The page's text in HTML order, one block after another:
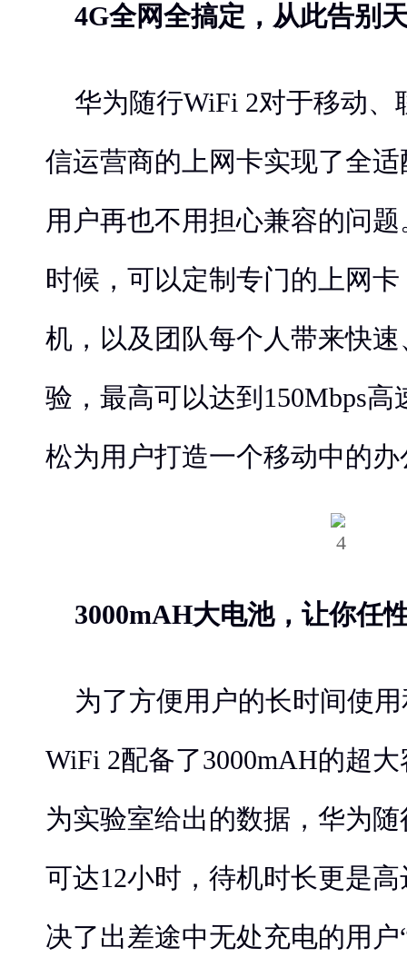
4G全网全搞定，从此告别
华为随行WiFi 2对于移动、
信运营商的上网卡实现了全
用户再也不用担心兼容的问
时候，可以定制专门的上网
机，以及团队每个人带来快
验，最高可以达到150Mbps
松为用户打造一个移动中的办
3000mAH大电池，让你任
为了方便用户的长时间使
WiFi 2配备了3000mAH的超
为实验室给出的数据，华为
可达12小时，待机时长更是
决了出差途中无处充电的用户